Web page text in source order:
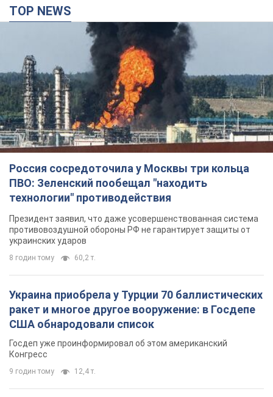
Россия сосредоточила у Москвы три кольца
ПВО: Зеленский пообещал "находить
технологии" противодействия
Президент заявил, что даже усовершенствованная система
противовоздушной обороны РФ не гарантирует защиты от
украинских ударов
8 годин тому 60,2 т.
Украина приобрела у Турции 70 баллистических
ракет и многое другое вооружение: в Госдепе
США обнародовали список
Госдеп уже проинформировал об этом американский
Конгресс
"Нас услышали лишь одним ухом": в городах
Украины уже 24-й день подряд проходят
митинги в поддержку Федорова. Фото и видео
Антиправительственные выступления с требованием
вернуть Федорова продолжаются до сих пор
9 годин тому 4,9 т.